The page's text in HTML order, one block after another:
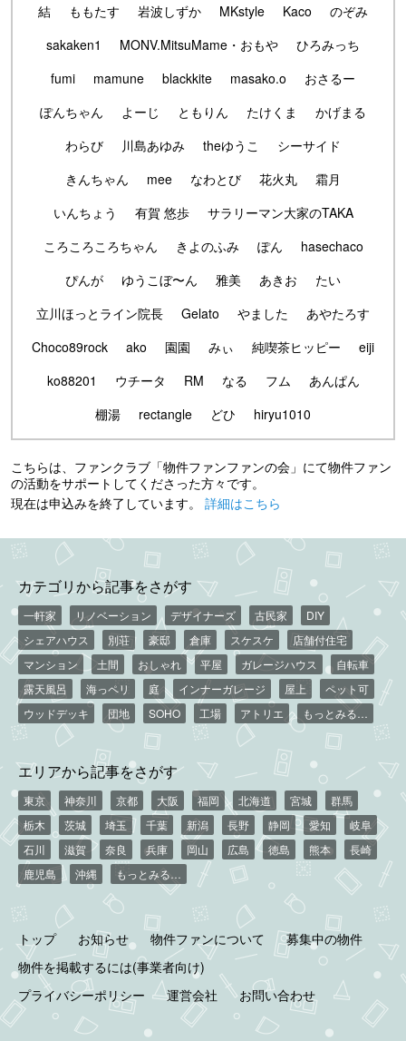
結
ももたす 岩波しずか MKstyle Kaco
のぞみ
sakaken1
MONV.MitsuMame・おもや
ひろみっち
fumi
mamune blackkite masako.o
おさるー
ぽんちゃん
よーじ ともりん たけくま
かげまる
わらび
川島あゆみ theゆうこ
シーサイド
きんちゃん
mee なわとび 花火丸
霜月
いんちょう
有賀 悠歩
サラリーマン大家のTAKA
ころころころちゃん
きよのふみ ぽん
hasechaco
ぴんが
ゆうこぼ〜ん 雅美 あきお
たい
立川ほっとライン院長
Gelato やました
あやたろす
Choco89rock
ako 園園 みぃ 純喫茶ヒッピー
eiji
ko88201
ウチータ RM なる フム
あんぱん
棚湯
rectangle どひ hiryu1010
こちらは、ファンクラブ「物件ファンファンの会」にて物件ファン
の活動をサポートしてくださった方々です。
現在は申込みを終了しています。 詳細はこちら
カテゴリから記事をさがす
一軒家 リノベーション デザイナーズ 古民家
DIY
シェアハウス
別荘 豪邸 倉庫 スケスケ
店舗付住宅
マンション
土間 おしゃれ 平屋 ガレージハウス
自転車
露天風呂
海っペリ 庭 インナーガレージ 屋上
ペット可
ウッドデッキ
団地 SOHO 工場 アトリエ もっとみる…
エリアから記事をさがす
東京 神奈川 京都 大阪 福岡 北海道 宮城
群馬
栃木
茨城 埼玉 千葉 新潟 長野 静岡 愛知
岐阜
石川
滋賀 奈良 兵庫 岡山 広島 徳島 熊本
長崎
鹿児島
沖縄 もっとみる…
トップ お知らせ 物件ファンについて
募集中の物件
物件を掲載するには(事業者向け)
プライバシーポリシー
運営会社 お問い合わせ